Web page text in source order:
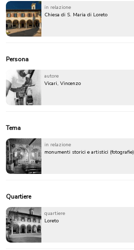
in relazione
Chiesa di S. Maria di Loreto
Persona
autore
Vicari, Vincenzo
Tema
in relazione
monumenti storici e artistici (fotografie)
Quartiere
quartiere
Loreto